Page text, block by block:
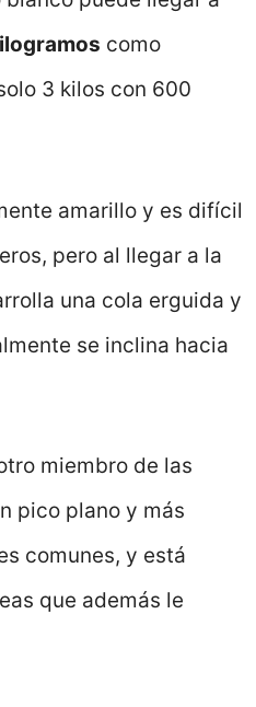
como
3 kilos con 600
amarillo y es difícil
pero al llegar a la
una cola erguida y
se inclina hacia
miembro de las
pico plano y más
comunes, y está
que además le